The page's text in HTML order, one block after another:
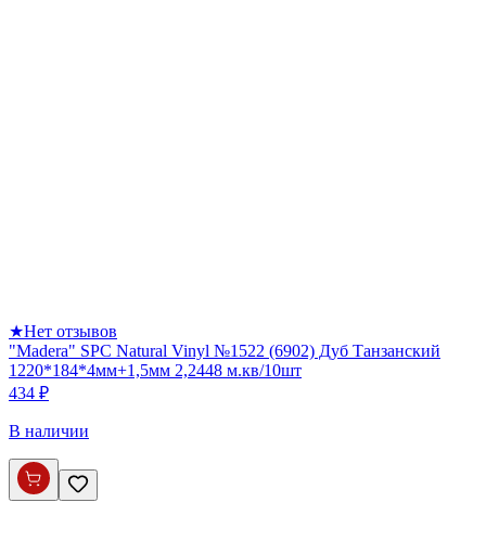
★Нет отзывов
"Madera" SPC Natural Vinyl №1522 (6902) Дуб Танзанский
1220*184*4мм+1,5мм 2,2448 м.кв/10шт
434 ₽
В наличии